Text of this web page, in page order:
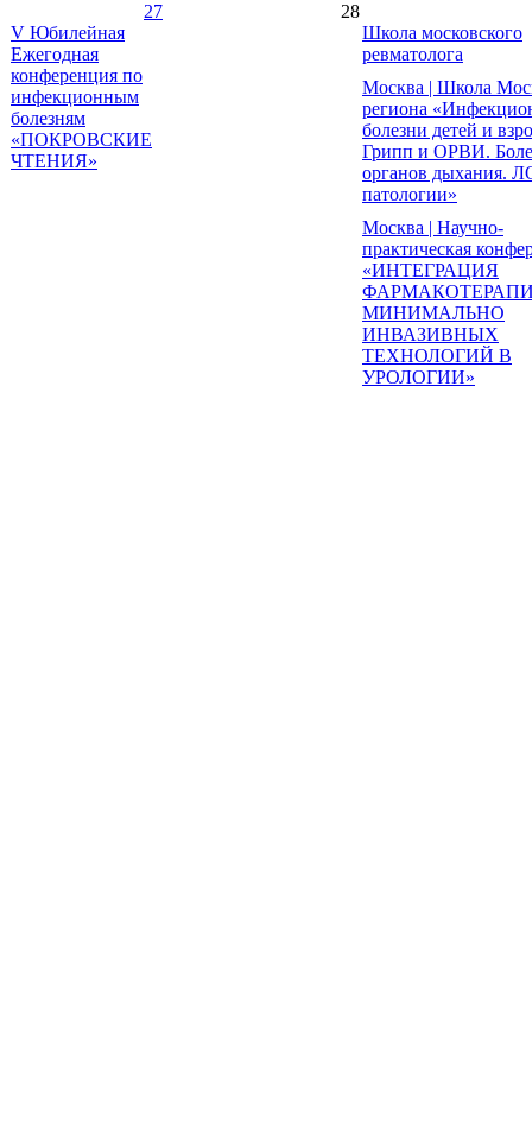
27
V Юбилейная
Ежегодная
конференция по
инфекционным
болезням
«ПОКРОВСКИЕ
ЧТЕНИЯ»
28
Школа московского
ревматолога
Москва | Школа
региона
болезни детей и
Грипп и ОРВИ.
органов дыхания.
патологии»
Москва | Научно-
практическая
«ИНТЕГРАЦИЯ
МИНИМАЛЬНО
ИНВАЗИВНЫХ
ТЕХНОЛОГИЙ В
УРОЛОГИИ»